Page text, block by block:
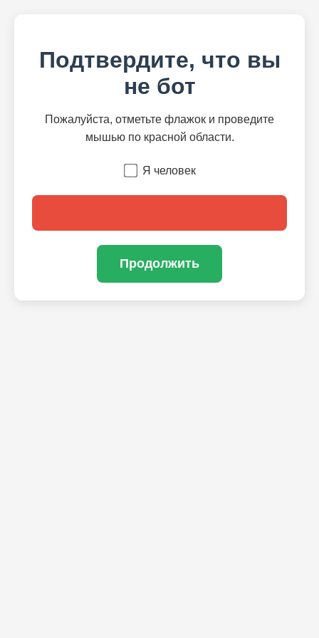
Подтвердите, что вы
не бот
Пожалуйста, отметьте флажок и проведите
мышью по красной области.
Я человек
Продолжить